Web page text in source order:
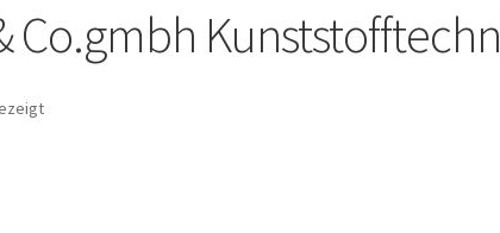
Co.gmbh